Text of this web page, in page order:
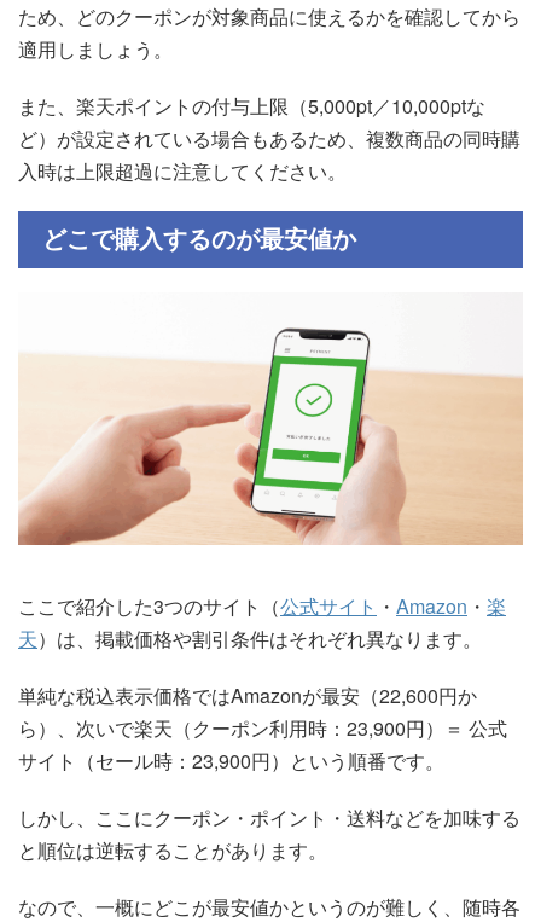
ため、どのクーポンが対象商品に使えるかを確認してから
適用しましょう。
また、楽天ポイントの付与上限（5,000pt／10,000ptな
ど）が設定されている場合もあるため、複数商品の同時購
入時は上限超過に注意してください。
どこで購入するのが最安値か
ここで紹介した3つのサイト（公式サイト ・ Amazon ・ 楽
天）は、掲載価格や割引条件はそれぞれ異なります。
単純な税込表示価格ではAmazonが最安（22,600円か
ら）、次いで楽天（クーポン利用時：23,900円）＝ 公式
サイト（セール時：23,900円）という順番です。
しかし、ここにクーポン・ポイント・送料などを加味する
と順位は逆転することがあります。
なので、一概にどこが最安値かというのが難しく、随時各